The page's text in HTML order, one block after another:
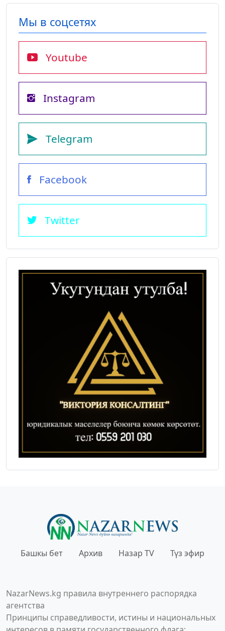
Мы в соцсетях
Youtube
Instagram
Telegram
Facebook
Twitter
Башкы бет Архив Назар TV Түз эфир
NazarNews.kg правила внутреннего распорядка
агентства
Принципы справедливости, истины и национальных